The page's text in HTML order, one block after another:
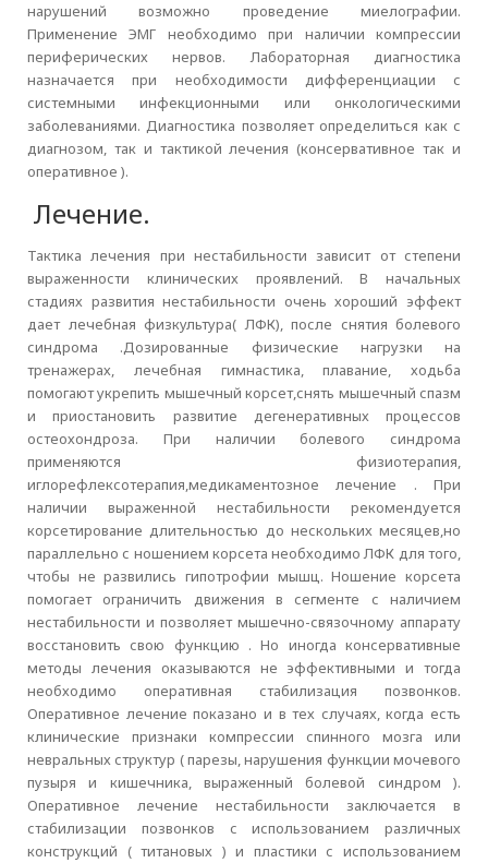
нарушений возможно проведение миелографии.
Применение ЭМГ необходимо при наличии компрессии
периферических нервов. Лабораторная диагностика
назначается при необходимости дифференциации с
системными инфекционными или онкологическими
заболеваниями. Диагностика позволяет определиться как с
диагнозом, так и тактикой лечения (консервативное так и
оперативное ).
Лечение.
Тактика лечения при нестабильности зависит от степени
выраженности клинических проявлений. В начальных
стадиях развития нестабильности очень хороший эффект
дает лечебная физкультура( ЛФК), после снятия болевого
синдрома .Дозированные физические нагрузки на
тренажерах, лечебная гимнастика, плавание, ходьба
помогают укрепить мышечный корсет,снять мышечный спазм
и приостановить развитие дегенеративных процессов
остеохондроза. При наличии болевого синдрома
применяются физиотерапия,
иглорефлексотерапия,медикаментозное лечение . При
наличии выраженной нестабильности рекомендуется
корсетирование длительностью до нескольких месяцев,но
параллельно с ношением корсета необходимо ЛФК для того,
чтобы не развились гипотрофии мышц. Ношение корсета
помогает ограничить движения в сегменте с наличием
нестабильности и позволяет мышечно-связочному аппарату
восстановить свою функцию . Но иногда консервативные
методы лечения оказываются не эффективными и тогда
необходимо оперативная стабилизация позвонков.
Оперативное лечение показано и в тех случаях, когда есть
клинические признаки компрессии спинного мозга или
невральных структур ( парезы, нарушения функции мочевого
пузыря и кишечника, выраженный болевой синдром ).
Оперативное лечение нестабильности заключается в
стабилизации позвонков с использованием различных
конструкций ( титановых ) и пластики с использованием